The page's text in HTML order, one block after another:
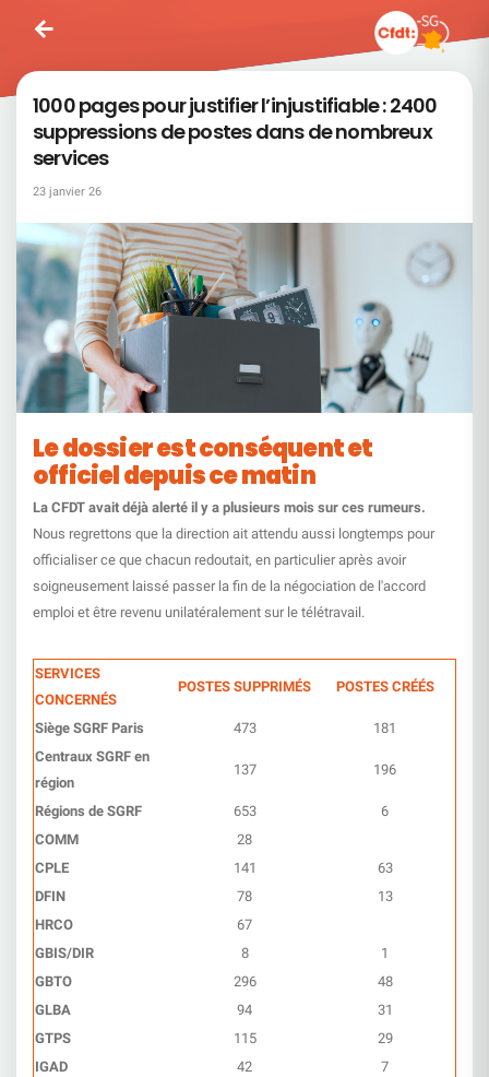
1000 pages pour justifier l’injustifiable : 2400
suppressions de postes dans de nombreux
services
23 janvier 26
Le dossier est conséquent et
officiel depuis ce matin
La CFDT avait déjà alerté il y a plusieurs mois sur ces rumeurs.
Nous regrettons que la direction ait attendu aussi longtemps pour
officialiser ce que chacun redoutait, en particulier après avoir
soigneusement laissé passer la fin de la négociation de l'accord
emploi et être revenu unilatéralement sur le télétravail.
SERVICES
CONCERNÉS
POSTES SUPPRIMÉS POSTES CRÉÉS
Siège SGRF Paris 473
181
Centraux SGRF en
région
137 196
Régions de SGRF 653
6
COMM
28
CPLE
141
63
DFIN
78
13
HRCO
67
GBIS/DIR
8
1
GBTO
296
48
GLBA
94
31
GTPS
115
29
IGAD
42
7